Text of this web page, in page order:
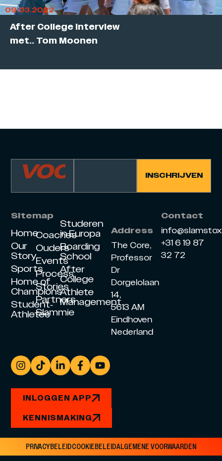
09.03.2022
After College interview
met.. Tom Moonen
Sitemap
Home
Our
Story
Sports
Home of
Champions
Student-
Athletes
Coaches
Ouders
Events
Process
Stories
Partners
Slammie
Studeren
in Europa
Boarding
School
After
College
Athlete
Management
Address
The Core,
Professor
Dr
Dorgelolaan
14,
5613 AM
Eindhoven
Nederland
Contact
+31 6 19 87
32 72
INLOGGEN APP
KENNISMAKING
PRIVACYBELEIDCOOKIEBELEIDALGEMENE VOORWAARDEN